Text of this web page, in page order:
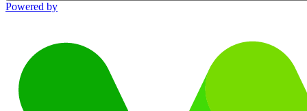
Powered by